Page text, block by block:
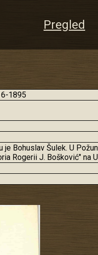
Pregled
1895
je Bohuslav Šulek. U
Rogerii J. Bošković" na